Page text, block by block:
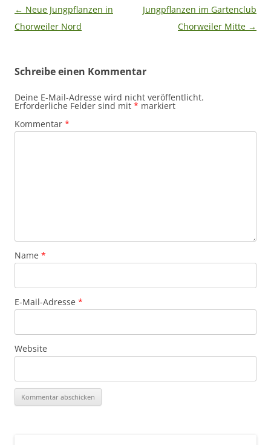
Beitragsnavigation
← Neue Jungpflanzen in
Chorweiler Nord
Jungpflanzen im Gartenclub
Chorweiler Mitte →
Schreibe einen Kommentar
Deine E-Mail-Adresse wird nicht veröffentlicht.
Erforderliche Felder sind mit * markiert
Kommentar *
Name *
E-Mail-Adresse *
Website